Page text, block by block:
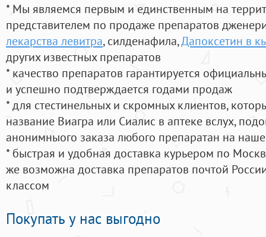
* Мы являемся первым и единственным на
представителем по продаже препаратов
лекарства левитра, силденафила,Дапоксетин в
других известных препаратов
* качество препаратов гарантируется
и успешно подтверждается годами продаж
* для стестинельных и скромных клиентов,
название Виагра или Сиалис в аптеке вслух,
анонимныого заказа любого препаратан на
* быстрая и удобная доставка курьером по
же возможна доставка препаратов почтой
классом
Покупать у нас выгодно